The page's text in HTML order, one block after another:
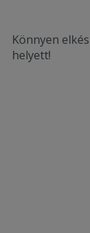
Könnyen
helyett!